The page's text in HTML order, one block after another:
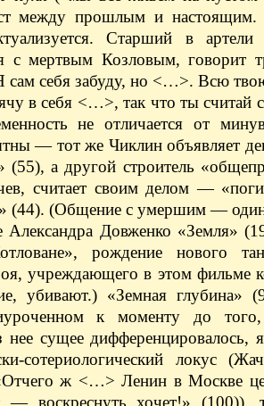
между прошлым и настоящим.
Старший в артели
с мертвым Козловым, говорит
сам себя забуду, но <…>. Всю
в себя <…>, так что ты считай
не отличается от
— тот же Чиклин объявляет
а другой строитель
считает своим делом —
(44). (Общение с умершим —
Александра Довженко «Земля»
рождение нового
учреждающего в этом фильме
убивают.) «Земная глубина»
к моменту до
сущее дифференцировалось,
сотериологический локус
«Отчего ж <…> Ленин в Москве
воскреснуть хочет!» (100)),